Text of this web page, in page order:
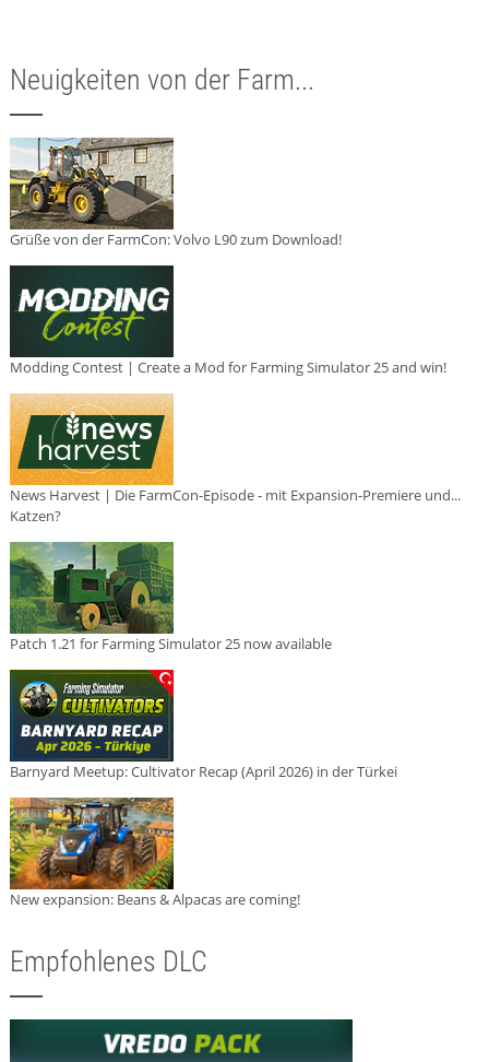
Neuigkeiten von der Farm...
Grüße von der FarmCon: Volvo L90 zum Download!
Modding Contest | Create a Mod for Farming Simulator 25 and win!
News Harvest | Die FarmCon-Episode - mit Expansion-Premiere und...
Katzen?
Patch 1.21 for Farming Simulator 25 now available
Barnyard Meetup: Cultivator Recap (April 2026) in der Türkei
New expansion: Beans & Alpacas are coming!
Empfohlenes DLC